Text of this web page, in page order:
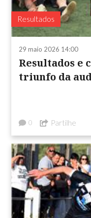
Resultados
29 maio 2026 14:00
Resultados e
triunfo da
0 Partilhe